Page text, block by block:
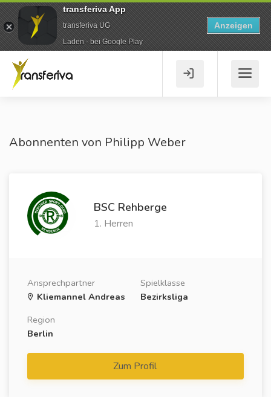
Abonnenten von Philipp Weber
BSC Rehberge
1. Herren
Ansprechpartner
Kliemannel Andreas
Spielklasse
Bezirksliga
Region
Berlin
Zum Profil
transferiva App
transferiva UG
Laden - bei Google Play
Anzeigen